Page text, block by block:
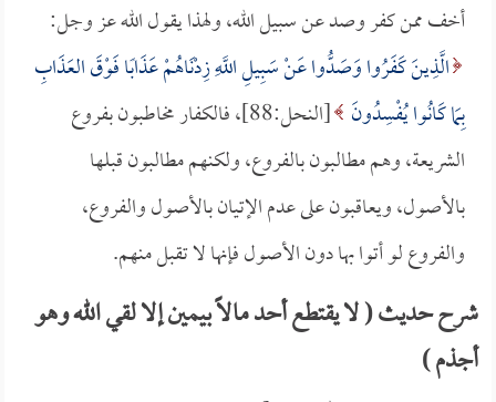
أخف ممن كفر وصد عن سبيل الله، ولهذا يقول الله عز وجل:
الَّذِينَ كَفَرُوا وَصَدُّوا عَنْ سَبِيلِ اللَّهِ زِدْنَاهُمْ عَذَابًا فَوْقَ العَذَابِ
بِمَا كَانُوا يُفْسِدُونَ
[النحل:88]، فالكفار مخاطبون بفروع
الشريعة، وهم مطالبون بالفروع، ولكنهم مطالبون قبلها
بالأصول، ويعاقبون على عدم الإتيان بالأصول والفروع،
والفروع لو أتوا بها دون الأصول فإنها لا تقبل منهم.
شرح حديث ( لا يقتطع أحد مالاً بيمين إلا لقي الله وهو
أجذم )